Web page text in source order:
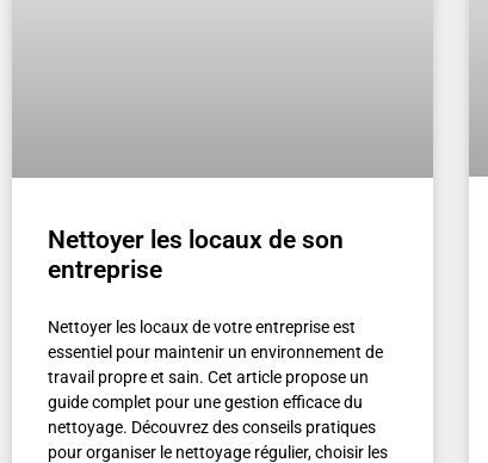
Nettoyer les locaux de son
entreprise
Nettoyer les locaux de votre entreprise est
essentiel pour maintenir un environnement de
travail propre et sain. Cet article propose un
guide complet pour une gestion efficace du
nettoyage. Découvrez des conseils pratiques
pour organiser le nettoyage régulier, choisir les